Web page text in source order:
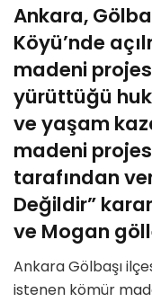
Ankara,
Köyü’nde
madeni
yürüttüğü
ve yaşam
madeni
tarafından
Değildir”
ve Mogan
Ankara Gölbaşı
istenen kömür